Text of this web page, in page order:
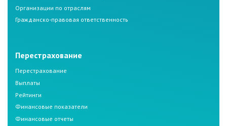
Организации по отраслям
Гражданско-правовая ответственность
Перестрахование
Перестрахование
Выплаты
Рейтинги
Финансовые показатели
Финансовые отчеты